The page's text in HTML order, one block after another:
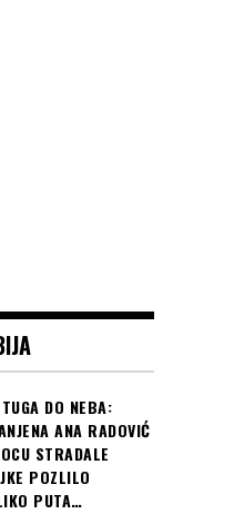
DO NEBA:
ANA RADOVIĆ
STRADALE
POZLILO
PUTA…